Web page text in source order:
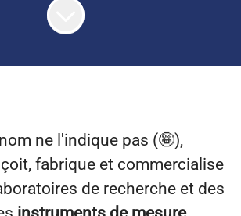
ne l'indique pas (🤪),
fabrique et commercialise
de recherche et des